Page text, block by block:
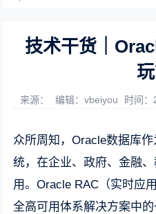
技术干货｜
玩
来源： 编辑：vbeiyou 时间
众所周知，Oracle数据库
统，在企业、政府、金融
用。Oracle RAC（实时应
全高可用体系解决方案中